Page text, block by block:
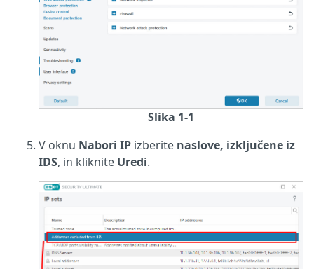
Slika 1-1
V oknu Nabori IP izberite naslove, izključene iz
IDS, in kliknite Uredi.